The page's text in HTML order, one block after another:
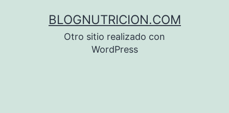
BLOGNUTRICION.COM
Otro sitio realizado con
WordPress